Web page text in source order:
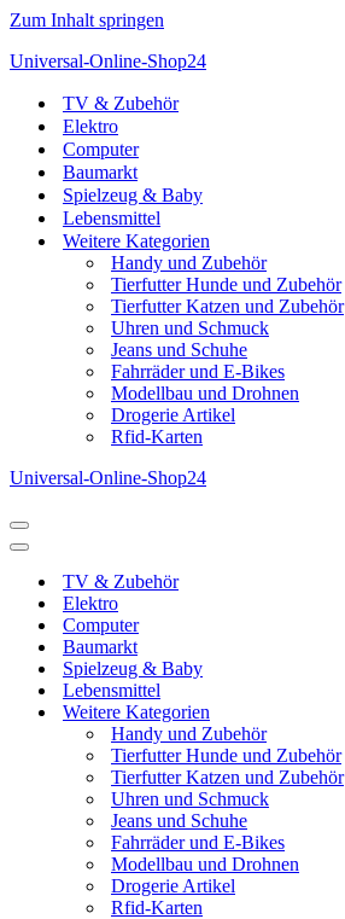
Zum Inhalt springen
Universal-Online-Shop24
TV & Zubehör
Elektro
Computer
Baumarkt
Spielzeug & Baby
Lebensmittel
Weitere Kategorien
Handy und Zubehör
Tierfutter Hunde und Zubehör
Tierfutter Katzen und Zubehör
Uhren und Schmuck
Jeans und Schuhe
Fahrräder und E-Bikes
Modellbau und Drohnen
Drogerie Artikel
Rfid-Karten
Universal-Online-Shop24
Navigationsmenü
Navigationsmenü
TV & Zubehör
Elektro
Computer
Baumarkt
Spielzeug & Baby
Lebensmittel
Weitere Kategorien
Handy und Zubehör
Tierfutter Hunde und Zubehör
Tierfutter Katzen und Zubehör
Uhren und Schmuck
Jeans und Schuhe
Fahrräder und E-Bikes
Modellbau und Drohnen
Drogerie Artikel
Rfid-Karten